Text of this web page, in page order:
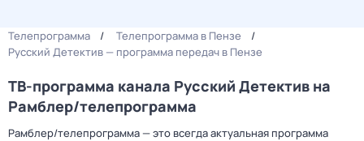
Телепрограмма
Телепрограмма в Пензе
Русский Детектив — программа передач в Пензе
ТВ-программа канала Русский Детектив на
Рамблер/телепрограмма
Рамблер/телепрограмма — это всегда актуальная программа